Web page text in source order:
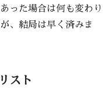
った場合は何も変わり
、結局は早く済みま
スト